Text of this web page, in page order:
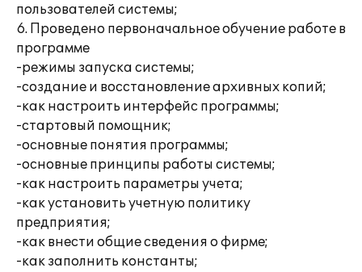
пользователей системы;
6. Проведено первоначальное обучение работе в
программе
-режимы запуска системы;
-создание и восстановление архивных копий;
-как настроить интерфейс программы;
-стартовый помощник;
-основные понятия программы;
-основные принципы работы системы;
-как настроить параметры учета;
-как установить учетную политику
предприятия;
-как внести общие сведения о фирме;
-как заполнить константы;